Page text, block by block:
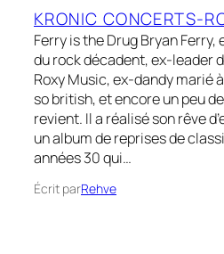
KRONIC CONCERTS-
Ferry is the Drug Bryan
du rock décadent, ex-leader
Roxy Music, ex-dandy marié
so british, et encore un peu
revient. Il a réalisé son rêve
un album de reprises de
années 30 qui…
Écrit parRehve